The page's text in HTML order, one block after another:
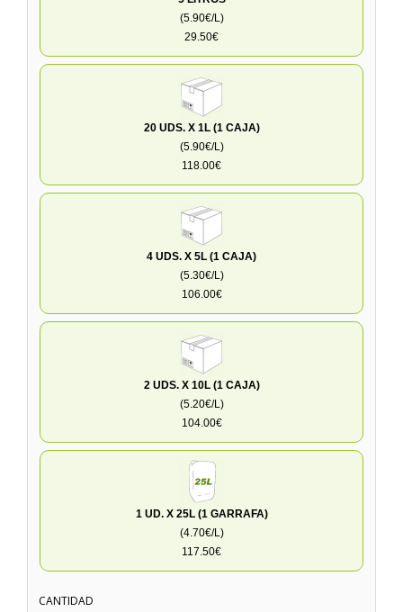
(5.90€/L)
29.50€
20 UDS. X 1L (1 CAJA)
(5.90€/L)
118.00€
4 UDS. X 5L (1 CAJA)
(5.30€/L)
106.00€
2 UDS. X 10L (1 CAJA)
(5.20€/L)
104.00€
1 UD. X 25L (1 GARRAFA)
(4.70€/L)
117.50€
CANTIDAD